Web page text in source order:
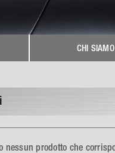
CHI SIAMO
nessun prodotto che